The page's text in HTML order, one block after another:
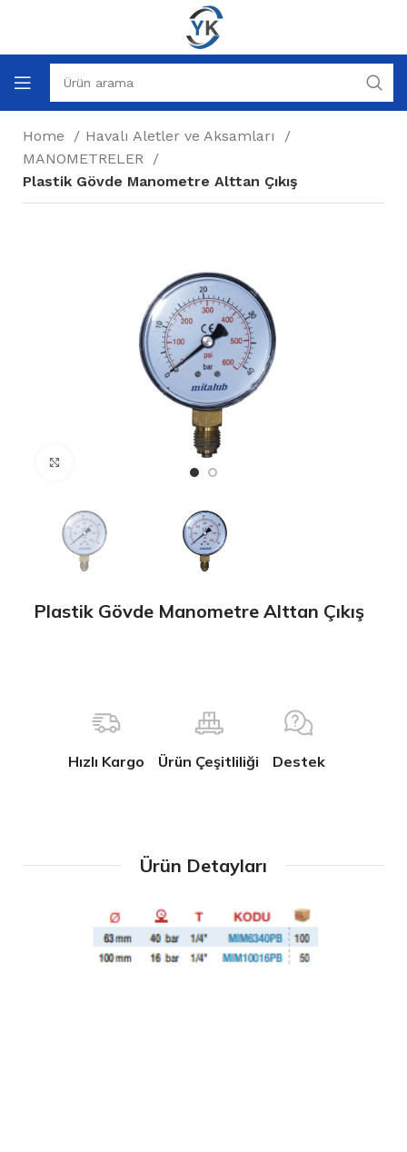
Home
Havalı Aletler ve Aksamları
MANOMETRELER
Plastik Gövde Manometre Alttan Çıkış
Büyütmek için tıklayın
Plastik Gövde Manometre Alttan Çıkış
Hızlı Kargo Ürün Çeşitliliği Destek
Ürün Detayları